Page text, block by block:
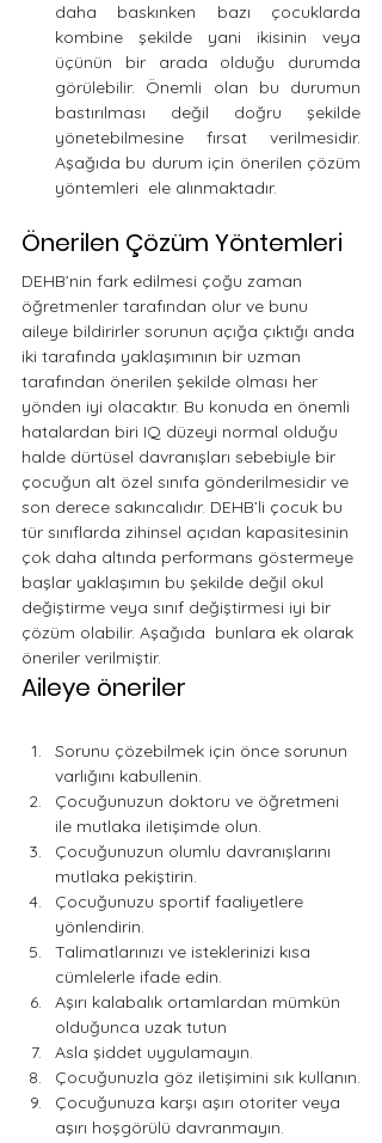
daha baskınken bazı çocuklarda
kombine şekilde yani ikisinin veya
üçünün bir arada olduğu durumda
görülebilir. Önemli olan bu durumun
bastırılması değil doğru şekilde
yönetebilmesine fırsat verilmesidir.
Aşağıda bu durum için önerilen çözüm
yöntemleri  ele alınmaktadır.
Önerilen Çözüm Yöntemleri
DEHB’nin fark edilmesi çoğu zaman
öğretmenler tarafından olur ve bunu
aileye bildirirler sorunun açığa çıktığı anda
iki tarafında yaklaşımının bir uzman
tarafından önerilen şekilde olması her
yönden iyi olacaktır. Bu konuda en önemli
hatalardan biri IQ düzeyi normal olduğu
halde dürtüsel davranışları sebebiyle bir
çocuğun alt özel sınıfa gönderilmesidir ve
son derece sakıncalıdır. DEHB’li çocuk bu
tür sınıflarda zihinsel açıdan kapasitesinin
çok daha altında performans göstermeye
başlar yaklaşımın bu şekilde değil okul
değiştirme veya sınıf değiştirmesi iyi bir
çözüm olabilir. Aşağıda  bunlara ek olarak
öneriler verilmiştir.
Aileye öneriler
Sorunu çözebilmek için önce sorunun
varlığını kabullenin.
Çocuğunuzun doktoru ve öğretmeni
ile mutlaka iletişimde olun.
Çocuğunuzun olumlu davranışlarını
mutlaka pekiştirin.
Çocuğunuzu sportif faaliyetlere
yönlendirin.
Talimatlarınızı ve isteklerinizi kısa
cümlelerle ifade edin.
Aşırı kalabalık ortamlardan mümkün
olduğunca uzak tutun
Asla şiddet uygulamayın.
Çocuğunuzla göz iletişimini sık kullanın.
Çocuğunuza karşı aşırı otoriter veya
aşırı hoşgörülü davranmayın.